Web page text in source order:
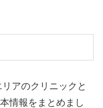
アのクリニックと
情報をまとめまし